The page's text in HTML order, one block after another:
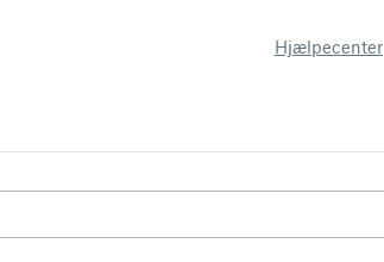
Hjælpecenter